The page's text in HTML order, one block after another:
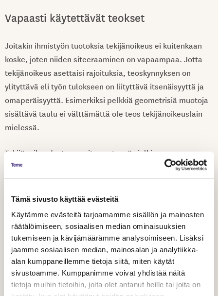
Tämä sivusto käyttää evästeitä
Käytämme evästeitä tarjoamamme sisällön ja mainosten
räätälöimiseen, sosiaalisen median ominaisuuksien
tukemiseen ja kävijämäärämme analysoimiseen. Lisäksi
jaamme sosiaalisen median, mainosalan ja analytiikka-
alan kumppaneillemme tietoja siitä, miten käytät
sivustoamme. Kumppanimme voivat yhdistää näitä
tietoja muihin tietoihin, joita olet antanut heille tai joita on
Vapaasti käytettävät teokset
Joitakin ihmistyön tuotoksia tekijänoikeus ei kuitenkaan
koske, joten niiden siteeraaminen on vapaampaa. Jotta
tekijänoikeus asettaisi rajoituksia, teoskynnyksen on
ylityttävä eli työn tulokseen on liityttävä itsenäisyyttä ja
omaperäisyyttä. Esimerkiksi pelkkiä geometrisiä muotoja
sisältävä taulu ei välttämättä ole teos tekijänoikeuslain
mielessä.
Tekijänoikeudesta vapaita ovat myös julkisessa
edustajistossa kuten eduskunnassa tai
kunnanvaltuustossa pidetyt puheenvuorot. Samoin
tekijänoikeutta. Tämän poikkeuksen turvin
Ylioppilasteatteri teki Valtuusto-sarjansa (2008-2009),
jonka teksti perustui Helsingin kaupunginvaltuuston
keskustelupöytäkirjoihin.
Tekijänoikeus ei rajoita teoksen käyttöä myöskään silloin,
jos teoksen suoja-aika on umpeutunut. Teos saa